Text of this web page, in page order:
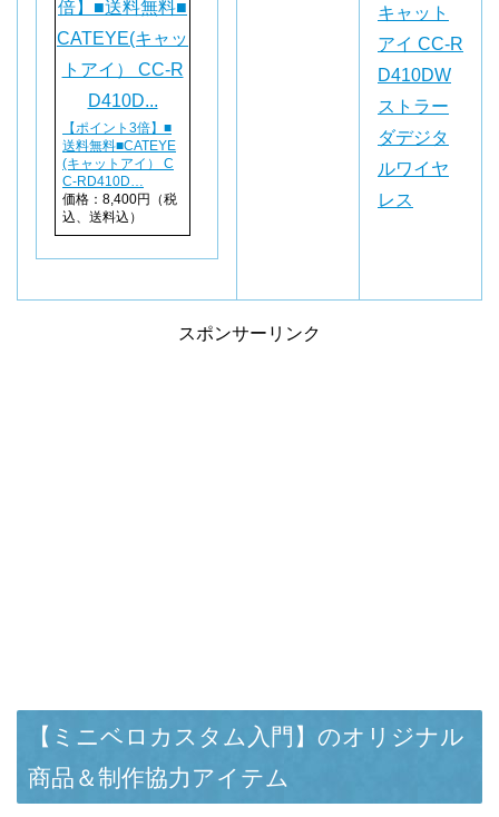
【ポイント3倍】■
送料無料■CATEYE
(キャットアイ） C
C-RD410D…
価格：8,400円（税
込、送料込）
キャット
アイ CC-R
D410DW
ストラー
ダデジタ
ルワイヤ
レス
スポンサーリンク
【ミニベロカスタム入門】のオリジナル
商品＆制作協力アイテム